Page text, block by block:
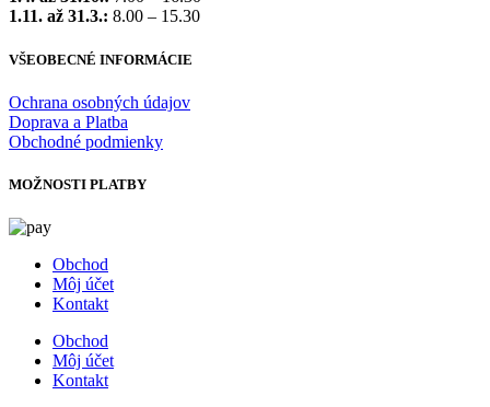
1.11. až 31.3.: 8.00 – 15.30
VŠEOBECNÉ INFORMÁCIE
Ochrana osobných údajov
Doprava a Platba
Obchodné podmienky
MOŽNOSTI PLATBY
Obchod
Môj účet
Kontakt
Obchod
Môj účet
Kontakt